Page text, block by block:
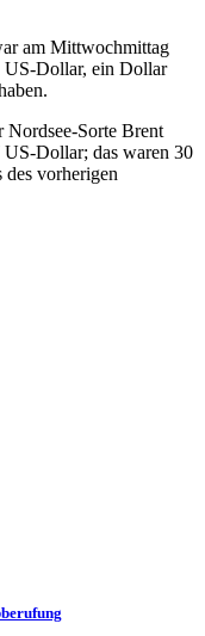
am Mittwochmittag
US-Dollar, ein Dollar
Nordsee-Sorte Brent
US-Dollar; das waren 30
des vorherigen